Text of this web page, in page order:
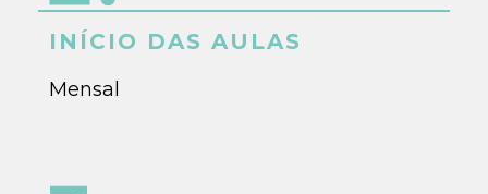
INÍCIO DAS AULAS
Mensal